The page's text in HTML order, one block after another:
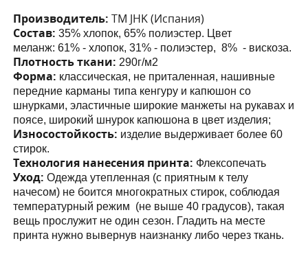
Производитель:ТМ JHK (Испания)
Состав: 35% хлопок, 65% полиэстер. Цвет
меланж:61% - хлопок, 31% - полиэстер, 8% - вискоза.
Плотность ткани: 290г/м2
Форма: классическая, не приталенная, нашивные
передние карманытипа кенгуру и капюшон со
шнурками, эластичные широкие манжеты на рукавах и
поясе, широкий шнурок капюшона в цвет изделия;
Износостойкость: изделие выдерживает более 60
стирок.
Технология нанесения принта: Флексопечать
Уход: Одежда утепленная (с приятным к телу
начесом) не боится многократных стирок, соблюдая
температурный режим (не выше 40 градусов), такая
вещь прослужит не один сезон. Гладить на месте
принта нужно вывернув наизнанку либо через ткань.